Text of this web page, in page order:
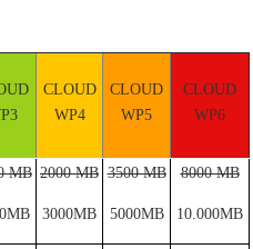
CLOUD
WP4
CLOUD
WP5
CLOUD
WP6
MB 2000 MB
3000MB
3500 MB
5000MB
8000 MB
10.000MB